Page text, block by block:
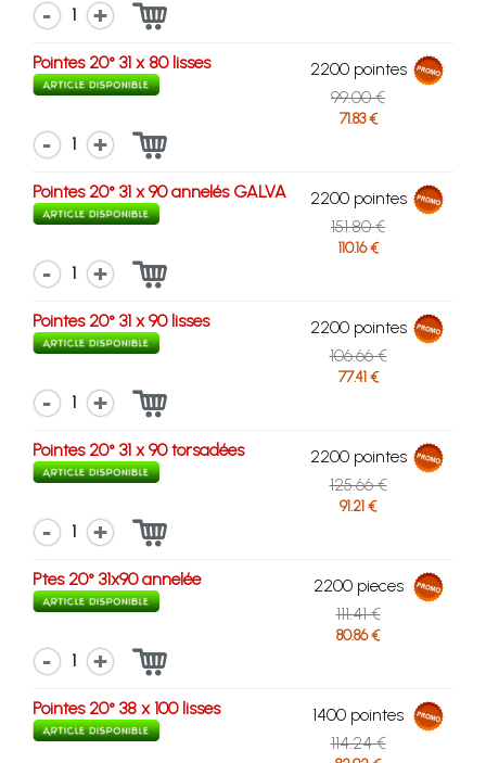
1
Pointes 20° 31 x 80 lisses
2200 pointes
99.00 €
71.83 €
1
Pointes 20° 31 x 90 annelés GALVA
2200 pointes
151.80 €
110.16 €
1
Pointes 20° 31 x 90 lisses
2200 pointes
106.66 €
77.41 €
1
Pointes 20° 31 x 90 torsadées
2200 pointes
125.66 €
91.21 €
1
Ptes 20° 31x90 annelée
2200 pieces
111.41 €
80.86 €
1
Pointes 20° 38 x 100 lisses
1400 pointes
114.24 €